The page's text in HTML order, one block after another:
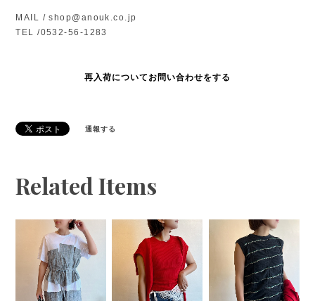
MAIL /shop@anouk.co.jp
TEL /0532-56-1283
再入荷についてお問い合わせをする
通報する
Related Items